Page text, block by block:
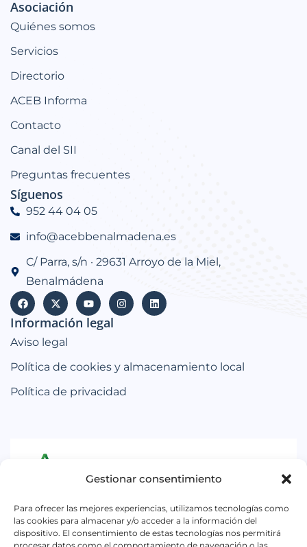
Gestionar consentimiento
Para ofrecer las mejores experiencias, utilizamos tecnologías como
las cookies para almacenar y/o acceder a la información del
dispositivo. El consentimiento de estas tecnologías nos permitirá
Asociación
Quiénes somos
Servicios
Directorio
ACEB Informa
Contacto
Canal del SII
Preguntas frecuentes
Síguenos
952 44 04 05
info@acebbenalmadena.es
C/ Parra, s/n · 29631 Arroyo de la Miel,
Benalmádena
Información legal
Aviso legal
Política de cookies y almacenamiento local
Política de privacidad
Iniciativa subvencionada por la Consejería de
Empleo, Empresa y Trabajo Autónomo de la
Junta de Andalucía. Dentro la convocatoria para el